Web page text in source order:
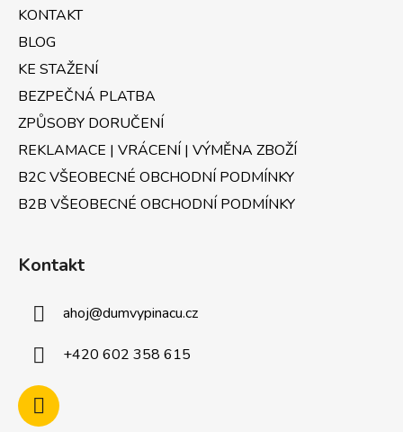
KONTAKT
BLOG
KE STAŽENÍ
BEZPEČNÁ PLATBA
ZPŮSOBY DORUČENÍ
REKLAMACE | VRÁCENÍ | VÝMĚNA ZBOŽÍ
B2C VŠEOBECNÉ OBCHODNÍ PODMÍNKY
B2B VŠEOBECNÉ OBCHODNÍ PODMÍNKY
Kontakt
ahoj@dumvypinacu.cz
+420 602 358 615